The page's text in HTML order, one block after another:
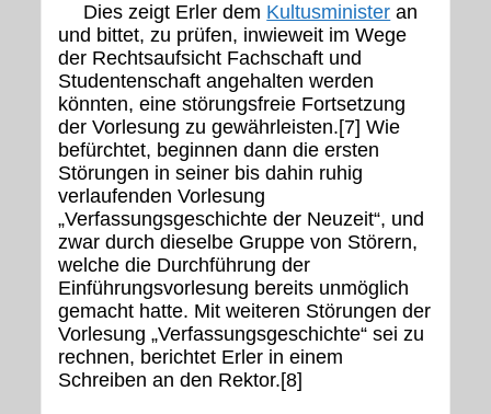
Dies zeigt Erler dem Kultusminister an
und bittet, zu prüfen, inwieweit im Wege
der Rechtsaufsicht Fachschaft und
Studentenschaft angehalten werden
könnten, eine störungsfreie Fortsetzung
der Vorlesung zu gewährleisten.[7] Wie
befürchtet, beginnen dann die ersten
Störungen in seiner bis dahin ruhig
verlaufenden Vorlesung
„Verfassungsgeschichte der Neuzeit“, und
zwar durch dieselbe Gruppe von Störern,
welche die Durchführung der
Einführungsvorlesung bereits unmöglich
gemacht hatte. Mit weiteren Störungen der
Vorlesung „Verfassungsgeschichte“ sei zu
rechnen, berichtet Erler in einem
Schreiben an den Rektor.[8]